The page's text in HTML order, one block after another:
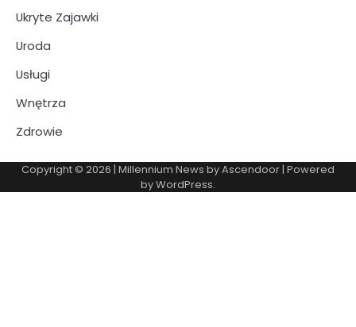
Ukryte Zajawki
Uroda
Usługi
Wnętrza
Zdrowie
Copyright © 2026 | Millennium News byAscendoor| Powered
byWordPress.